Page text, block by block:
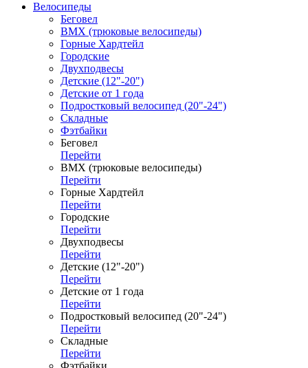
Велосипеды
Беговел
ВМХ (трюковые велосипеды)
Горные Хардтейл
Городские
Двухподвесы
Детские (12"-20")
Детские от 1 года
Подростковый велосипед (20"-24")
Складные
Фэтбайки
Беговел
Перейти
ВМХ (трюковые велосипеды)
Перейти
Горные Хардтейл
Перейти
Городские
Перейти
Двухподвесы
Перейти
Детские (12"-20")
Перейти
Детские от 1 года
Перейти
Подростковый велосипед (20"-24")
Перейти
Складные
Перейти
Фэтбайки